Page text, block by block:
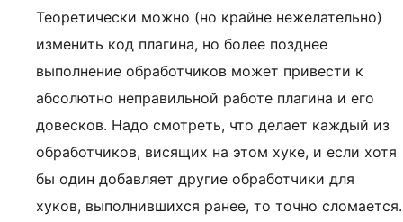
Теоретически можно (но крайне нежелательно)
изменить код плагина, но более позднее
выполнение обработчиков может привести к
абсолютно неправильной работе плагина и его
довесков. Надо смотреть, что делает каждый из
обработчиков, висящих на этом хуке, и если хотя
бы один добавляет другие обработчики для
хуков, выполнившихся ранее, то точно сломается.